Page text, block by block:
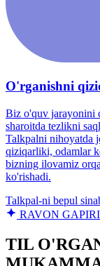
O'rganishni
Biz o'quv jarayonini
sharoitda tezlikni
Talkpalni nihoyatda
qiziqarliki, odamlar
bizning ilovamiz
ko'rishadi.
Talkpal-ni bepul
RAVON
TIL